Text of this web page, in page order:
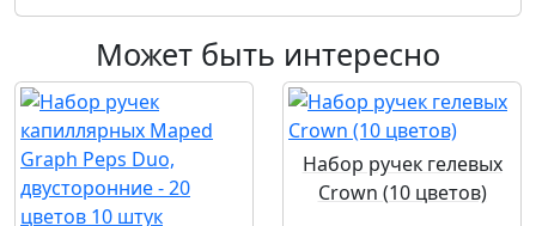
Может быть интересно
Набор ручек гелевых
Crown (10 цветов)